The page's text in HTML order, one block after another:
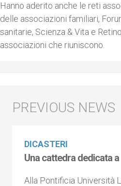
Hanno aderito anche le reti
delle associazioni familiari,
sanitarie, Scienza & Vita e
associazioni che riuniscono.
DICASTERI
Una cattedra dedicata
Alla Pontificia Università